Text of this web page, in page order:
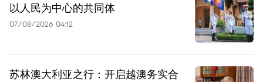
以人民为中心的共同体
07/08/2026 04:12
苏林澳大利亚之行：开启越澳务实合